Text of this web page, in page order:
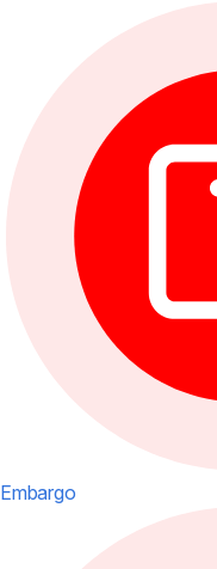
Embargo